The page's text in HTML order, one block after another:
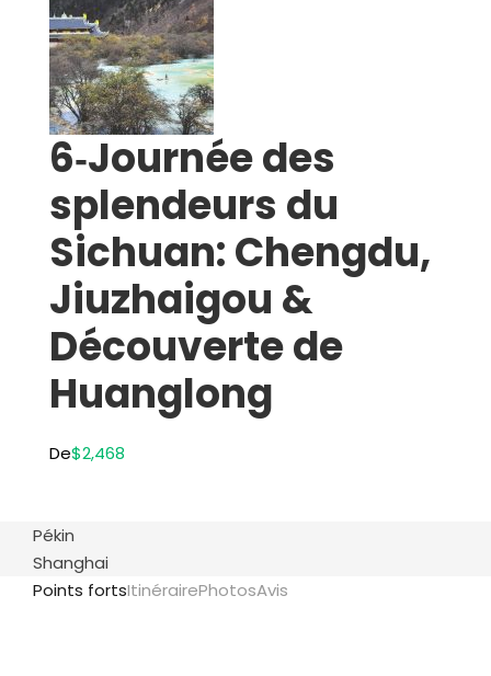
6‑Journée des
splendeurs du
Sichuan: Chengdu,
Jiuzhaigou &
Découverte de
Huanglong
De$2,468
Pékin
Shanghai
Points fortsItinérairePhotosAvis